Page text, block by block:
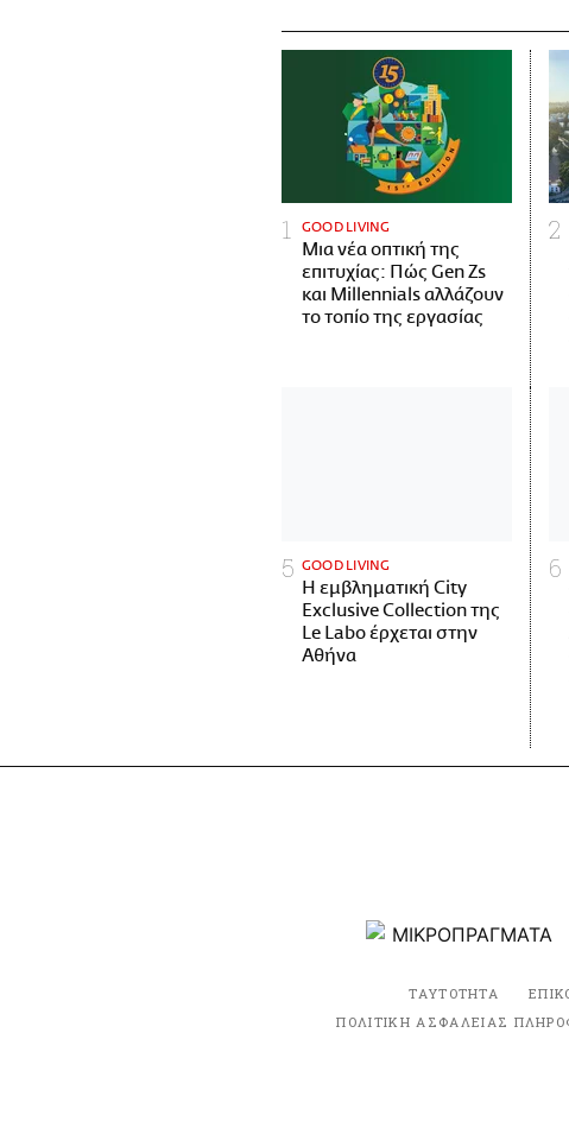
GOOD LIVING
Μια νέα οπτική της
επιτυχίας: Πώς Gen Zs
και Millennials αλλάζουν
το τοπίο της εργασίας
GOOD LIVING
Η εμβληματική City
Exclusive Collection της
Le Labo έρχεται στην
Αθήνα
ΤΑΥΤΟΤΗΤΑ
ΠΟΛΙΤΙΚΗ ΑΣΦΑΛΕΙΑΣ